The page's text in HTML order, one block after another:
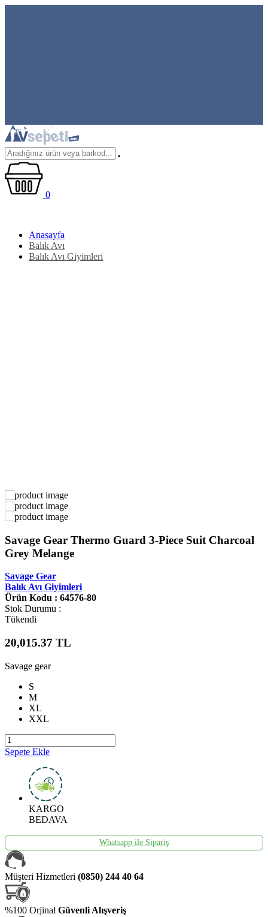
0
Anasayfa
Balık Avı
Balık Avı Giyimleri
Savage Gear Thermo Guard 3-Piece Suit Charcoal
Grey Melange
Savage Gear
Balık Avı Giyimleri
Ürün Kodu : 64576-80
Stok Durumu :
Tükendi
20,015.37 TL
Savage gear
S
M
XL
XXL
Sepete Ekle
KARGO
BEDAVA
Whatsapp ile Sipariş
Müşteri Hizmetleri (0850) 244 40 64
%100 Orjinal Güvenli Alışveriş